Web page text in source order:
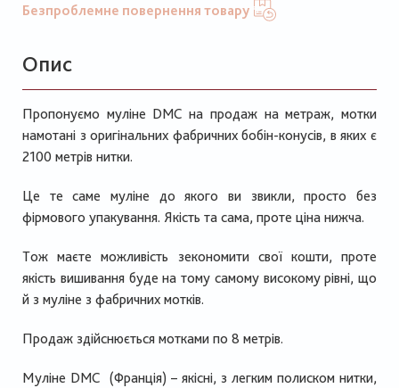
Безпроблемне повернення товару
Опис
Пропонуємо муліне DMCна продаж на метраж, мотки
намотані з оригінальних фабричних бобін-конусів, в яких є
2100 метрів нитки.
Це те саме муліне до якого ви звикли, просто без
фірмового упакування. Якість та сама, проте ціна нижча.
Тож маєте можливість зекономити свої кошти, проте
якість вишивання буде на тому самому високому рівні, що
й з муліне з фабричних мотків.
Продаж здійснюється мотками по 8 метрів.
Муліне DMC (Франція) – якісні, з легким полиском нитки,